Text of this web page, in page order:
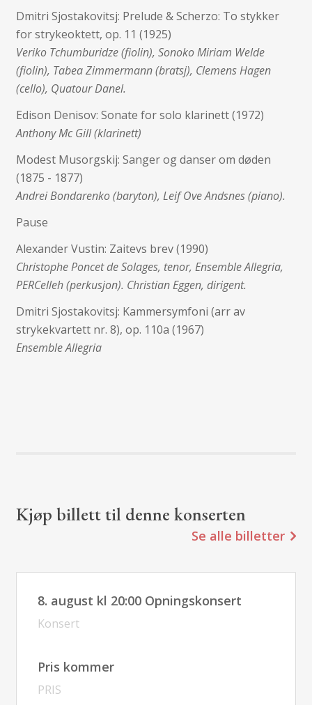
Dmitri Sjostakovitsj: Prelude & Scherzo: To stykker
for strykeoktett, op. 11 (1925)
Veriko Tchumburidze (fiolin), Sonoko Miriam Welde
(fiolin), Tabea Zimmermann (bratsj), Clemens Hagen
(cello), Quatour Danel.
Edison Denisov: Sonate for solo klarinett (1972)
Anthony Mc Gill (klarinett)
Modest Musorgskij: Sanger og danser om døden
(1875 - 1877)
Andrei Bondarenko (baryton), Leif Ove Andsnes (piano).
Pause
Alexander Vustin: Zaitevs brev (1990)
Christophe Poncet de Solages, tenor, Ensemble Allegria,
PERCelleh (perkusjon). Christian Eggen, dirigent.
Dmitri Sjostakovitsj: Kammersymfoni (arr av
strykekvartett nr. 8), op. 110a (1967)
Ensemble Allegria
Kjøp billett til denne konserten
Se alle billetter
8. august kl 20:00 Opningskonsert
Konsert
Pris kommer
PRIS